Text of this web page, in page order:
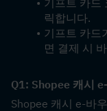
기프트 카드
릭합니다.
기프트 카드
면 결제 시
Q1: Shopee 캐시
Shopee 캐시 e-바